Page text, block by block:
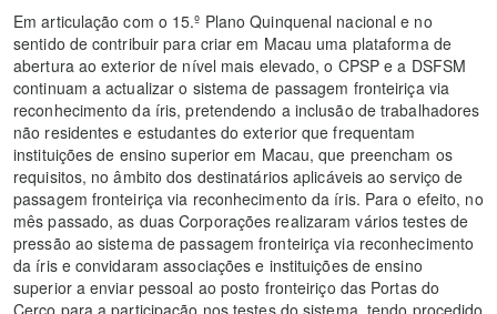
Em articulação com o 15.º Plano Quinquenal nacional e no
sentido de contribuir para criar em Macau uma plataforma de
abertura ao exterior de nível mais elevado, o CPSP e a DSFSM
continuam a actualizar o sistema de passagem fronteiriça via
reconhecimento da íris, pretendendo a inclusão de trabalhadores
não residentes e estudantes do exterior que frequentam
instituições de ensino superior em Macau, que preencham os
requisitos, no âmbito dos destinatários aplicáveis ao serviço de
passagem fronteiriça via reconhecimento da íris. Para o efeito, no
mês passado, as duas Corporações realizaram vários testes de
pressão ao sistema de passagem fronteiriça via reconhecimento
da íris e convidaram associações e instituições de ensino
superior a enviar pessoal ao posto fronteiriço das Portas do
Cerco para a participação nos testes do sistema, tendo procedido